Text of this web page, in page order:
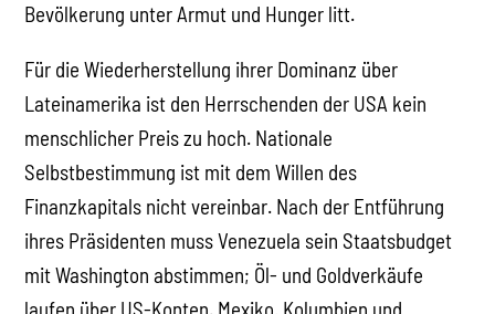
Bevölkerung unter Armut und Hunger litt.
Für die Wiederherstellung ihrer Dominanz über
Lateinamerika ist den Herrschenden der USA kein
menschlicher Preis zu hoch. Nationale
Selbstbestimmung ist mit dem Willen des
Finanzkapitals nicht vereinbar. Nach der Entführung
ihres Präsidenten muss Venezuela sein Staatsbudget
mit Washington abstimmen; Öl- und Goldverkäufe